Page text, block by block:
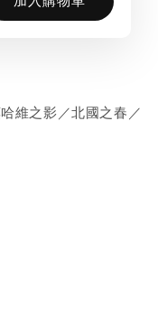
維之影／北國之春／